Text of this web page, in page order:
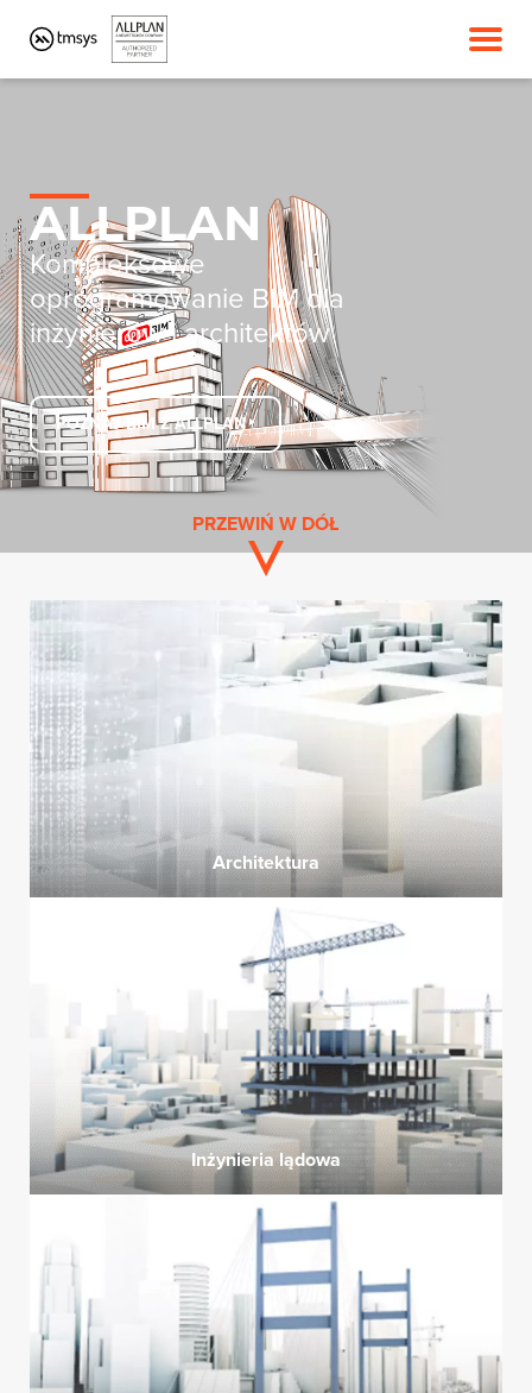
ALLPLAN
Kompleksowe
oprogramowanie BIM dla
inżynierów i architektów
POZNAJ BIM Z ALLPLAN
PRZEWIŃ W DÓŁ
Architektura
Inżynieria lądowa